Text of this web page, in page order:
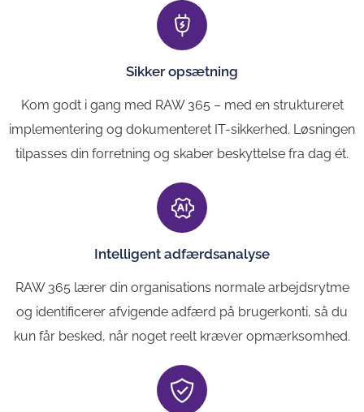
Sikker opsætning
Kom godt i gang med RAW 365 – med en struktureret
implementering og dokumenteret IT-sikkerhed. Løsningen
tilpasses din forretning og skaber beskyttelse fra dag ét.
Intelligent adfærdsanalyse
RAW 365 lærer din organisations normale arbejdsrytme
og identificerer afvigende adfærd på brugerkonti, så du
kun får besked, når noget reelt kræver opmærksomhed.